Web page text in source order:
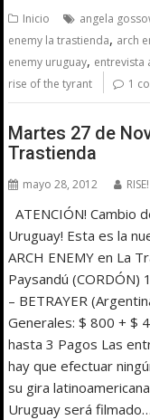
Inicio angela
enemy la trastienda, arch
enemy uruguay, entrevista
rise of the tyrant 1
Martes 27 de
Trastienda
mayo 28, 2012 RISE!
ATENCIÓN! Cambio
Uruguay! Esta es la
ARCH ENEMY en La
Paysandú (CORDÓN)
– BETRAYER
Generales: $ 800 + $
hasta 3 Pagos Las
hay que efectuar
su gira
Uruguay será filmado…